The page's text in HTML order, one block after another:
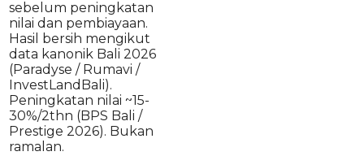
sebelum peningkatan
nilai dan pembiayaan.
Hasil bersih mengikut
data kanonik Bali 2026
(Paradyse / Rumavi /
InvestLandBali).
Peningkatan nilai ~15-
30%/2thn (BPS Bali /
Prestige 2026). Bukan
ramalan.